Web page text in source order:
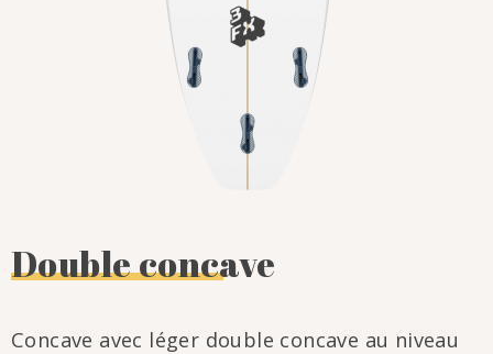
Double concave
Concave avec léger double concave au niveau